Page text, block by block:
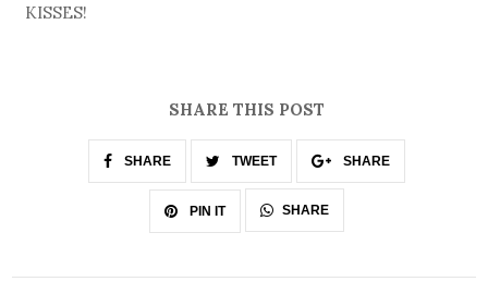
KISSES!
SHARE THIS POST
SHARE TWEET SHARE
PIN IT SHARE